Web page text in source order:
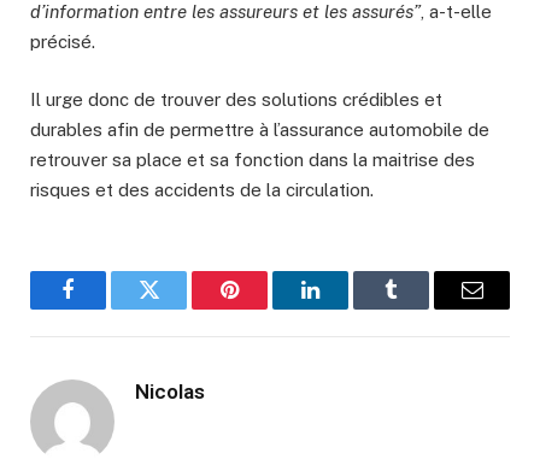
d’information entre les assureurs et les assurés”, a-t-elle
précisé.
Il urge donc de trouver des solutions crédibles et
durables afin de permettre à l’assurance automobile de
retrouver sa place et sa fonction dans la maitrise des
risques et des accidents de la circulation.
FacebookTwitter Pinterest LinkedInTumblr Email
Nicolas